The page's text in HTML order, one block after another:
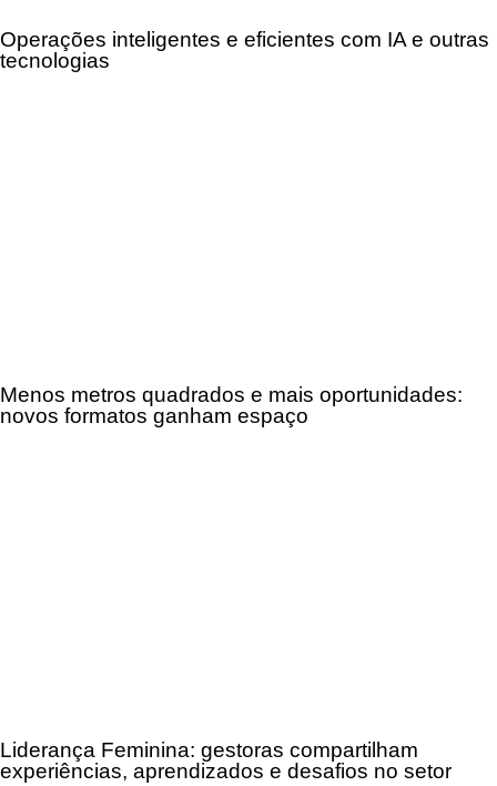
Operações inteligentes e eficientes com IA e outras
tecnologias
Menos metros quadrados e mais oportunidades:
novos formatos ganham espaço
Liderança Feminina: gestoras compartilham
experiências, aprendizados e desafios no setor